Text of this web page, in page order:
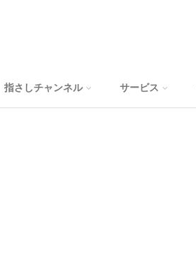
指さしチャンネル サービス